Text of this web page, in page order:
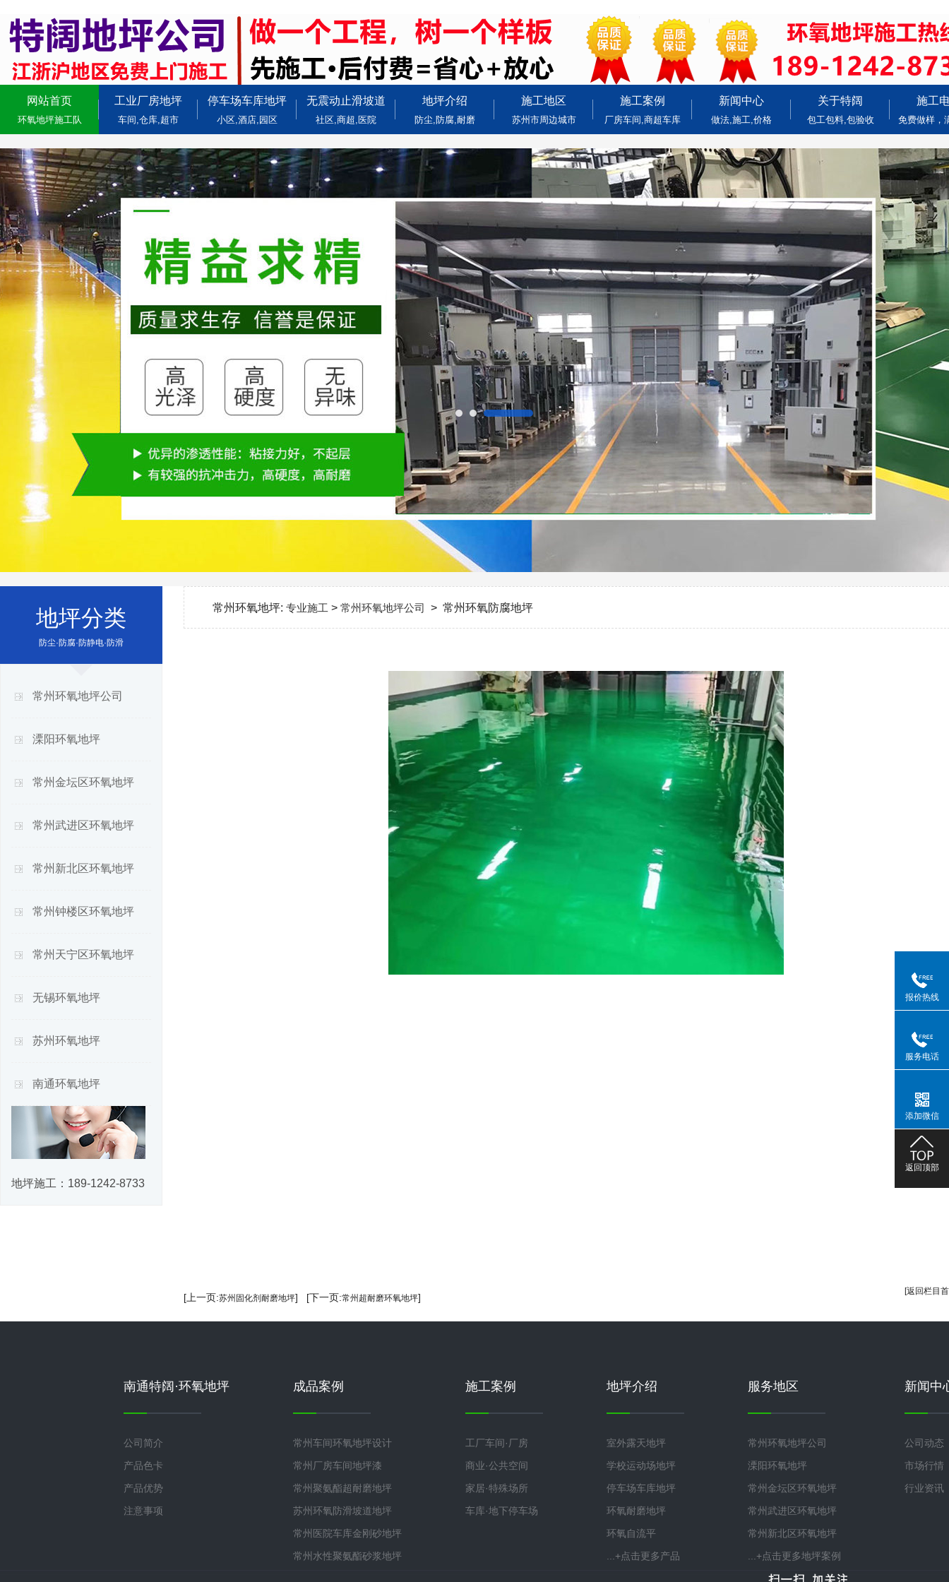
网站首页
环氧地坪施工队
工业厂房地坪
车间,仓库,超市
停车场车库地坪
小区,酒店,园区
无震动止滑坡道
社区,商超,医院
地坪介绍
防尘,防腐,耐磨
施工地区
苏州市周边城市
施工案例
厂房车间,商超车库
新闻中心
做法,施工,价格
关于特阔
包工包料,包验收
施工
免费做样，
地坪分类
防尘·防腐·防静电·防滑
常州环氧地坪公司
溧阳环氧地坪
常州金坛区环氧地坪
常州武进区环氧地坪
常州新北区环氧地坪
常州钟楼区环氧地坪
常州天宁区环氧地坪
无锡环氧地坪
苏州环氧地坪
南通环氧地坪
地坪施工： 189-1242-8733
常州环氧地坪: 专业施工 > 常州环氧地坪公司 > 常州环氧防腐地坪
[返回栏目
[上一页:苏州固化剂耐磨地坪] [下一页:常州超耐磨环氧地坪]
南通特阔·环氧地坪
公司简介
产品色卡
产品优势
注意事项
成品案例
常州车间环氧地坪设计
常州厂房车间地坪漆
常州聚氨酯超耐磨地坪
苏州环氧防滑坡道地坪
常州医院车库金刚砂地坪
常州水性聚氨酯砂浆地坪
施工案例
工厂车间·厂房
商业·公共空间
家居·特殊场所
车库·地下停车场
地坪介绍
室外露天地坪
学校运动场地坪
停车场车库地坪
环氧耐磨地坪
环氧自流平
...+点击更多产品
服务地区
常州环氧地坪公司
溧阳环氧地坪
常州金坛区环氧地坪
常州武进区环氧地坪
常州新北区环氧地坪
...+点击更多地坪案例
新闻中
公司动态
市场行情
行业资讯
报价热线
服务电话
添加微信
返回顶部